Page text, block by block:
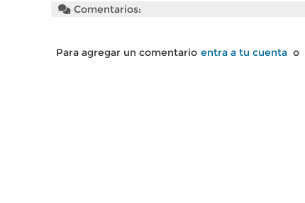
Comentarios:
Para agregar un comentario entra a tu cuenta o